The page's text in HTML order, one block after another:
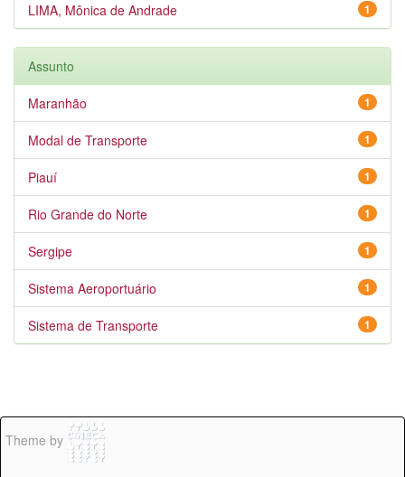
1
LIMA, Mônica de Andrade
Assunto
1
Maranhão
1
Modal de Transporte
1
Piauí
1
Rio Grande do Norte
1
Sergipe
1
Sistema Aeroportuário
1
Sistema de Transporte
Theme by